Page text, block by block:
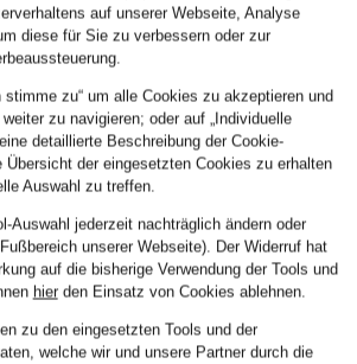
JOOP!
Hemdbluse BIBI aus
Jersey
CHF 100
Ursprünglich:CHF 179
Hemdbluse
CHF 239
auf unserer Webseite, Analyse
diese für Sie zu verbessern oder zur
stimme zu“ um alle Cookies zu akzeptieren und
zu navigieren; oder auf „Individuelle
detaillierte Beschreibung der Cookie-
Übersicht der eingesetzten Cookies zu erhalten
Auswahl zu treffen.
Auswahl jederzeit nachträglich ändern oder
unserer Webseite). Der Widerruf hat
auf die bisherige Verwendung der Tools und
hierden Einsatz von Cookies ablehnen.
zu den eingesetzten Tools und der
welche wir und unsere Partner durch die